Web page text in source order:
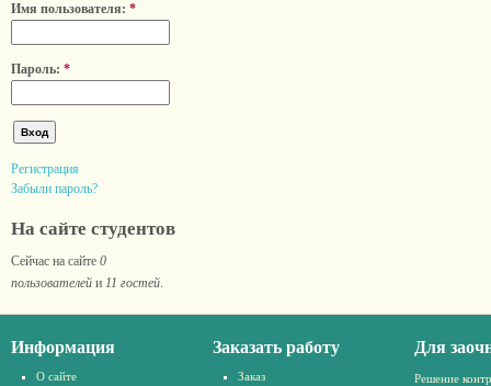
Имя пользователя: *
Пароль: *
Регистрация
Забыли пароль?
На сайте студентов
Сейчас на сайте 0
пользователей и 11 гостей
Информация
О сайте
Заказать работу
Заказ
Для
Решение